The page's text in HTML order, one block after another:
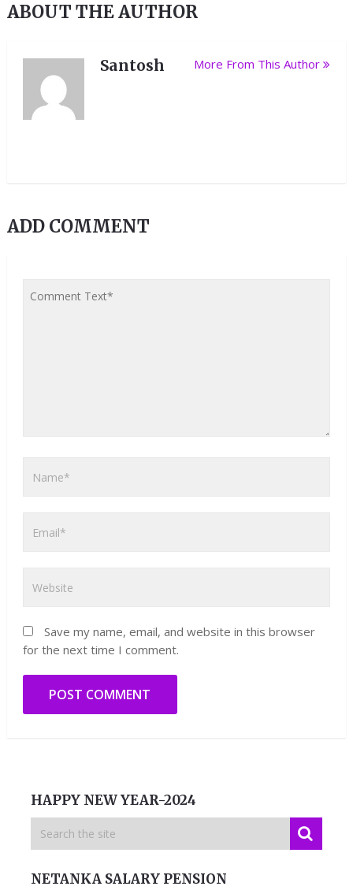
ABOUT THE AUTHOR
Santosh More From This Author
ADD COMMENT
Save my name, email, and website in this browser
for the next time I comment.
HAPPY NEW YEAR-2024
NETANKA SALARY PENSION